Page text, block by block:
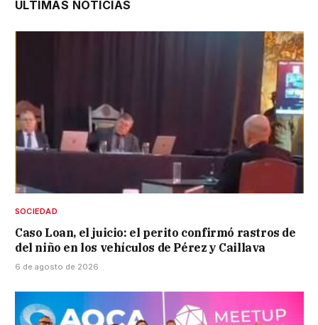
ÚLTIMAS NOTICIAS
SOCIEDAD
Caso Loan, el juicio: el perito confirmó rastros de
del niño en los vehículos de Pérez y Caillava
6 de agosto de 2026